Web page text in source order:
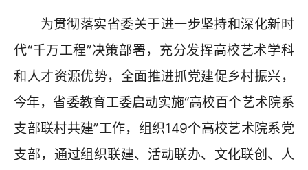
为贯彻落实省委关于进一步坚持和深化新时
代“千万工程”决策部署，充分发挥高校艺术学科
和人才资源优势，全面推进抓党建促乡村振兴，
今年，省委教育工委启动实施“高校百个艺术院系
支部联村共建”工作，组织149个高校艺术院系党
支部，通过组织联建、活动联办、文化联创、人